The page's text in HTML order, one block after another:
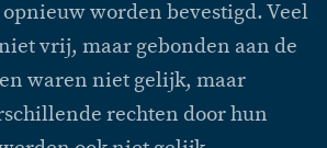
worden bevestigd. Veel
vrij, maar gebonden aan de
waren niet gelijk, maar
rechten door hun